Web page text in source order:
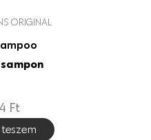
ORIGINAL
Ft